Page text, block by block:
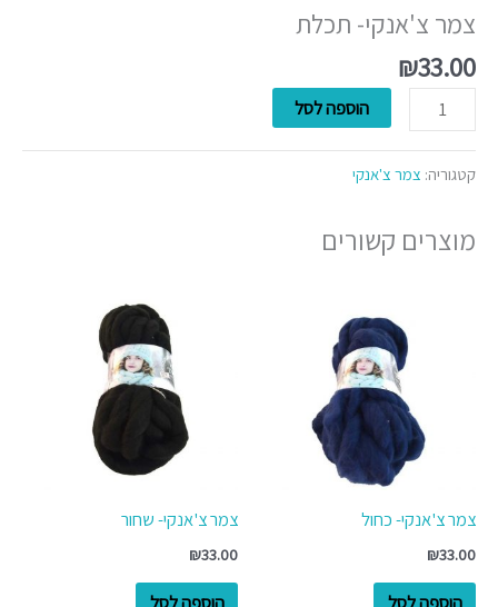
צמר צ'אנקי- תכלת
₪33.00
הוספה לסל
קטגוריה: צמר צ'אנקי
מוצרים קשורים
צמר צ'אנקי- כחול
₪33.00
צמר צ'אנקי- שחור
₪33.00